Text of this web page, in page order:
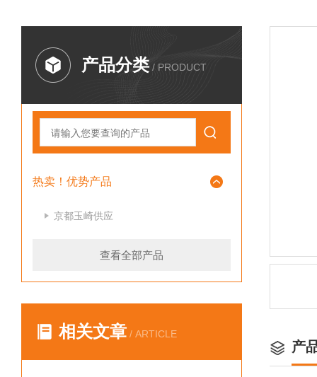
产品分类 / PRODUCT
热卖！优势产品
京都玉崎供应
查看全部产品
相关文章 / ARTICLE
产